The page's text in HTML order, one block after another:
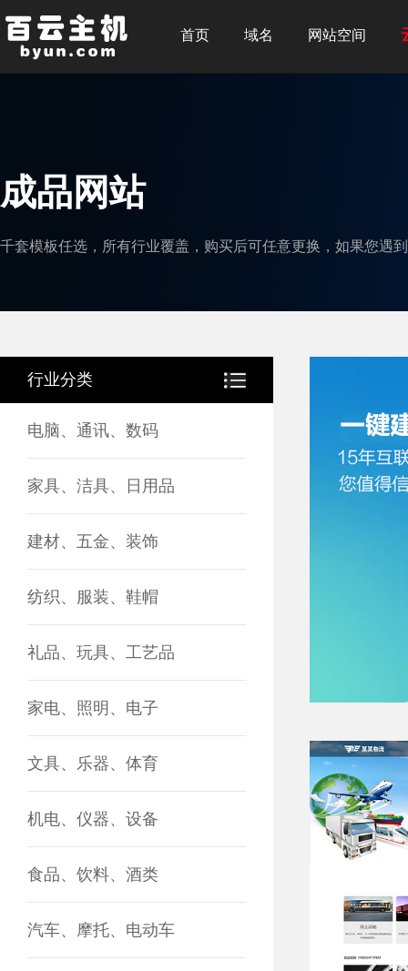
首页 域名 网站空间
成品网站
千套模板任选，所有行业覆盖，购买后可任意更换，如果您遇
行业分类
电脑、通讯、数码
家具、洁具、日用品
建材、五金、装饰
纺织、服装、鞋帽
礼品、玩具、工艺品
家电、照明、电子
文具、乐器、体育
机电、仪器、设备
食品、饮料、酒类
汽车、摩托、电动车